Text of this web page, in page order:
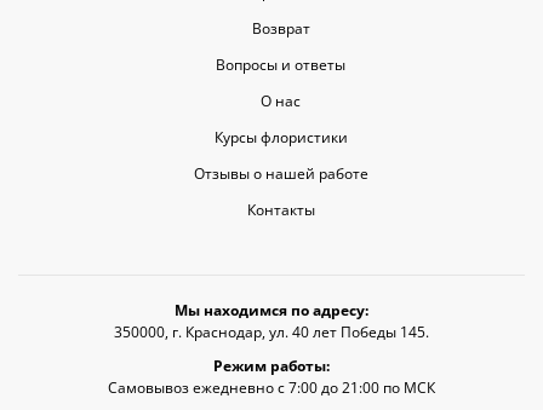
Возврат
Вопросы и ответы
О нас
Курсы флористики
Отзывы о нашей работе
Контакты
Мы находимся по адресу:
350000, г. Краснодар, ул. 40 лет Победы 145.
Режим работы:
Самовывоз ежедневно с 7:00 до 21:00 по МСК